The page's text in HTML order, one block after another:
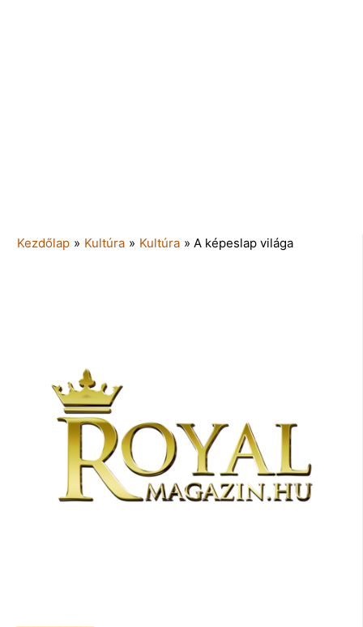
Kezdőlap » Kultúra » Kultúra » A képeslap világa